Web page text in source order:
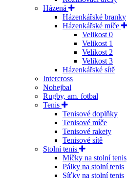
Házená
Házenkářské branky
Házenkářské míče
Velikost 0
Velikost 1
Velikost 2
Velikost 3
Házenkářské sítě
Intercross
Nohejbal
Rugby, am. fotbal
Tenis
Tenisové doplňky
Tenisové míče
Tenisové rakety
Tenisové sítě
Stolní tenis
Míčky na stolní tenis
Pálky na stolní tenis
Síťky na stolní tenis